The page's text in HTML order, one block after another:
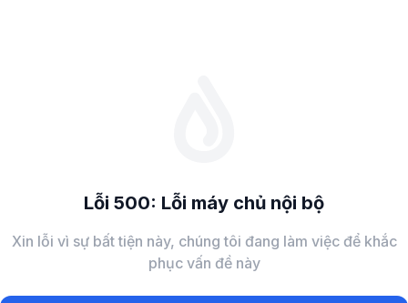
Lỗi 500: Lỗi máy chủ nội bộ
Xin lỗi vì sự bất tiện này, chúng tôi đang làm việc để khắc
phục vấn đề này